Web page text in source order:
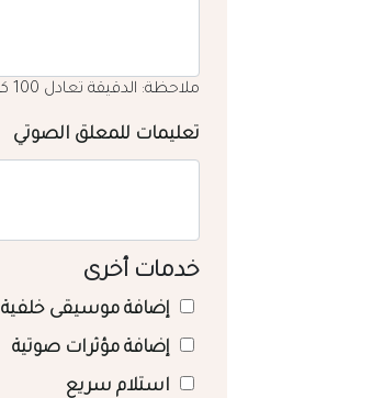
ملاحظة: الدقيقة تعادل 100 كلمة باللغة العربية
تعليمات للمعلق الصوتي
خدمات أخرى
إضافة موسيقى خلفية
إضافة مؤثرات صوتية
استلام سريع